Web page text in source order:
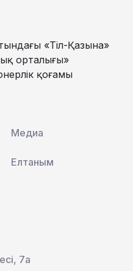
«Тіл-Қазына»
орталығы»
қоғамы
Медиа
Елтаным
7а